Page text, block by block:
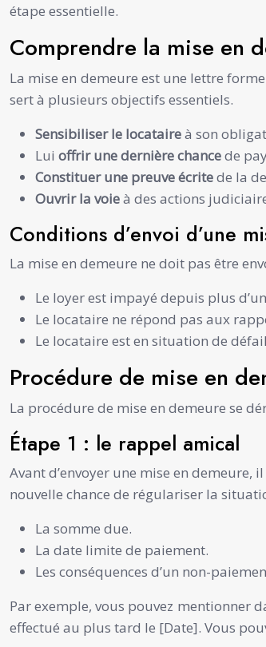
étape essentielle.
Comprendre la mise en
La mise en demeure est une lettre
sert à plusieurs objectifs essentiels.
Sensibiliser le locataireà son
Lui offrir une dernière chancede
Constituer une preuve écritede la
Ouvrir la voieà des actions
Conditions d’envoi d’une
La mise en demeure ne doit pas être
Le loyer est impayé depuis plus
Le locataire ne répond pas aux
Le locataire est en situation de
Procédure de mise en
La procédure de mise en demeure se
Étape 1 : le rappel amical
Avant d’envoyer une mise en
nouvelle chance de régulariser la
La somme due.
La date limite de paiement.
Les conséquences d’un non-
Par exemple, vous pouvez mentionner
effectué au plus tard le [Date]. Vous